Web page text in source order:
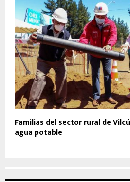
Familias del sector rural de
agua potable